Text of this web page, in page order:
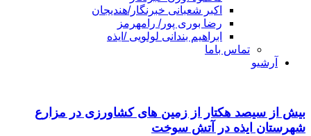
اکبر شعبانی خبرنگار/هندیجان
رضا بوری پور/ رامهرمز
ابراهیم بندانی لولویی /ایذه
تماس باما
آرشیو
بیش از سیصد هکتار از زمین های کشاورزی در مزارع
شهرستان ایذه در آتش سوخت